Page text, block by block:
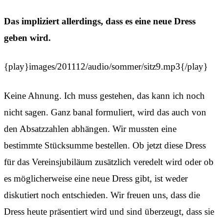
Das impliziert allerdings, dass es eine neue Dress
geben wird.
{play}images/201112/audio/sommer/sitz9.mp3{/play}
Keine Ahnung. Ich muss gestehen, das kann ich noch
nicht sagen. Ganz banal formuliert, wird das auch von
den Absatzzahlen abhängen. Wir mussten eine
bestimmte Stücksumme bestellen. Ob jetzt diese Dress
für das Vereinsjubiläum zusätzlich veredelt wird oder ob
es möglicherweise eine neue Dress gibt, ist weder
diskutiert noch entschieden. Wir freuen uns, dass die
Dress heute präsentiert wird und sind überzeugt, dass sie